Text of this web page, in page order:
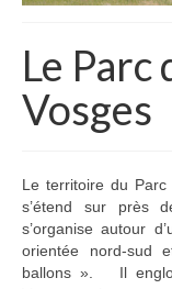
Le Parc
Vosges
Le territoire du
s’étend sur près
s’organise autour
orientée nord-sud
ballons ». Il